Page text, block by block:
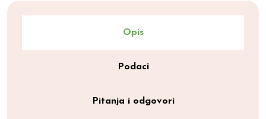
Opis
Podaci
Pitanja i odgovori